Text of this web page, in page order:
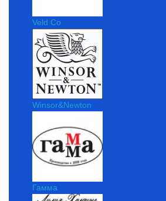
Veld Co
Winsor&Newton
Гамма